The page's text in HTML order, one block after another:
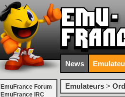
News
EmuFrance Forum
EmuFrance IRC
Emulateurs >